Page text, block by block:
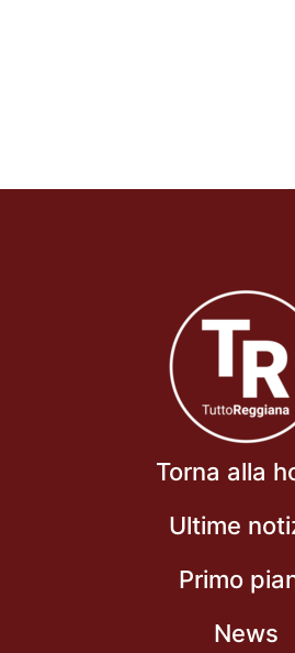
Torna alla
Ultime
Primo
News